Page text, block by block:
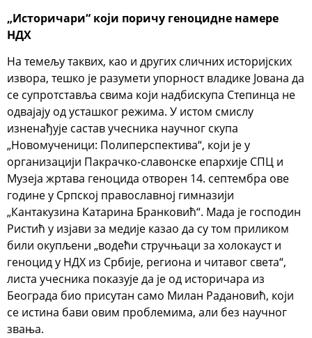
„Историчари“ који поричу геноцидне намере
НДХ
На темељу таквих, као и других сличних историјских
извора, тешко је разумети упорност владике Јована да
се супротставља свима који надбискупа Степинца не
одвајају од усташког режима. У истом смислу
изненађује састав учесника научног скупа
„Новомученици: Полиперспектива“, који је у
организацији Пакрачко-славонске епархије СПЦ и
Музеја жртава геноцида отворен 14. септембра ове
године у Српској православној гимназији
„Кантакузина Катарина Бранковић“. Мада је господин
Ристић у изјави за медије казао да су том приликом
били окупљени „водећи стручњаци за холокауст и
геноцид у НДХ из Србије, региона и читавог света“,
листа учесника показује да је од историчара из
Београда био присутан само Милан Радановић, који
се истина бави овим проблемима, али без научног
звања.